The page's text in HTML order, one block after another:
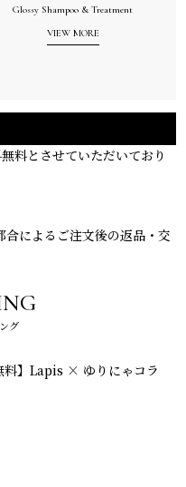
Glossy Shampoo & Treatment
VIEW MORE
料とさせていただいており
によるご注文後の返品・交
グ
料】Lapis × ゆりにゃコラ